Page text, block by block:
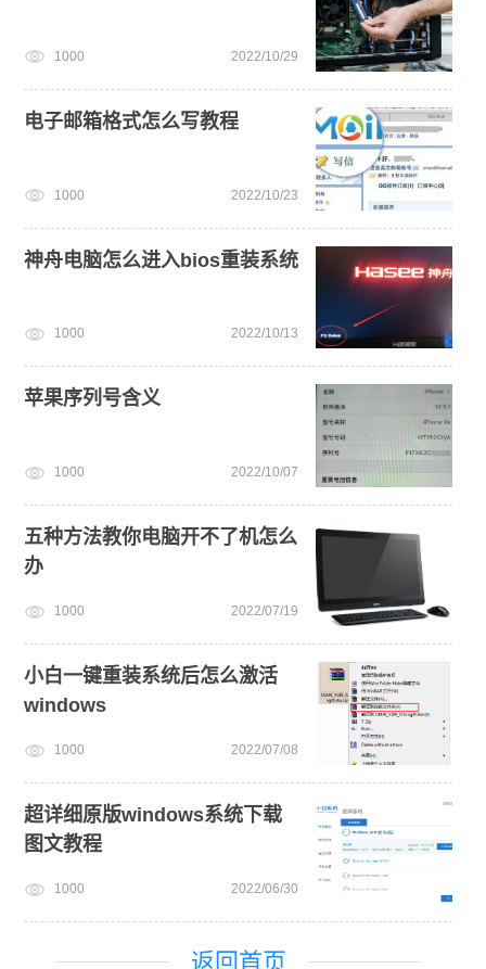
一键重装系统备份win11系统
U盘PE启动盘制作 旗舰版win7系统安装教程
电脑开不了机
1000 2022/10/29
电子邮箱格式怎么写教程
1000 2022/10/23
神舟电脑怎么进入bios重装系统
1000 2022/10/13
苹果序列号含义
1000 2022/10/07
五种方法教你电脑开不了机怎么
办
1000 2022/07/19
小白一键重装系统后怎么激活
windows
1000 2022/07/08
超详细原版windows系统下载
图文教程
1000 2022/06/30
返回首页